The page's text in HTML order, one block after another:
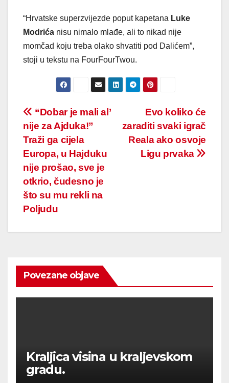
“Hrvatske superzvijezde poput kapetana Luke
Modrića nisu nimalo mlađe, ali to nikad nije
momčad koju treba olako shvatiti pod Dalićem”,
stoji u tekstu na FourFourTwou.
Post
navigation
Evo koliko će
zaraditi svaki igrač
Reala ako osvoje
Ligu prvaka
“Dobar je mali al’
nije za Ajduka!”
Traži ga cijela
Europa, u Hajduku
nije prošao, sve je
otkrio, čudesno je
što su mu rekli na
Poljudu
Povezane objave
Kraljica visina u kraljevskom
gradu.